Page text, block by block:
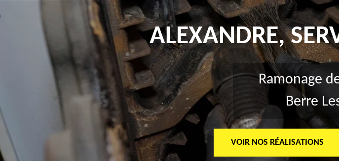
ALEXANDRE,
Ramonage
Berre
VOIR NOS RÉALISATIONS